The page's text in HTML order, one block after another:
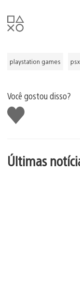
playstation games psx
Você gostou disso?
Curtir
Últimas